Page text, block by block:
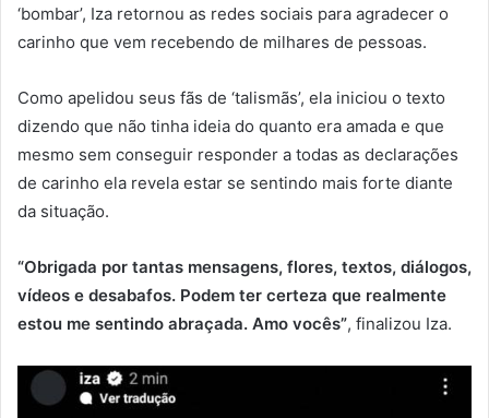
‘bombar’, Iza retornou as redes sociais para agradecer o
carinho que vem recebendo de milhares de pessoas.
Como apelidou seus fãs de ‘talismãs’, ela iniciou o texto
dizendo que não tinha ideia do quanto era amada e que
mesmo sem conseguir responder a todas as declarações
de carinho ela revela estar se sentindo mais forte diante
da situação.
“Obrigada por tantas mensagens, flores, textos, diálogos,
vídeos e desabafos. Podem ter certeza que realmente
estou me sentindo abraçada. Amo vocês”, finalizou Iza.